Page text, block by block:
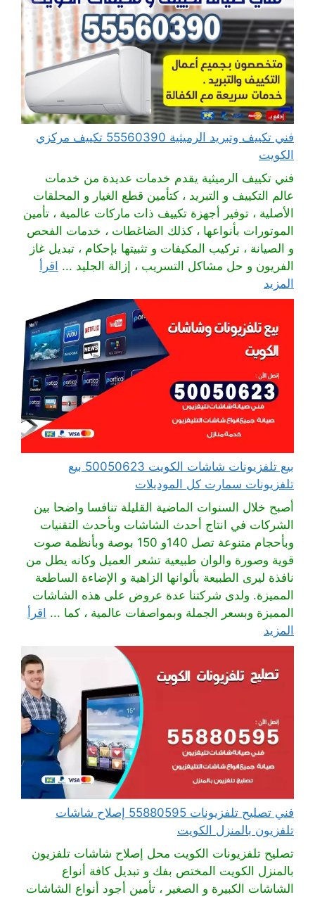
فني تكييف وتبريد الرميثية 55560390 تكييف مركزي
الكويت
فني تكييف الرميثية يقدم خدمات عديدة من خدمات
عالم التكييف و التبريد ، كتأمين قطع الغيار و المحلقات
الأصلية ، توفير أجهزة تكييف ذات ماركات عالمية ، تأمين
الموتورات بأنواعها ، كذلك الضاغطات ، خدمات الفحص
و الصيانة ، تركيب المكيفات و تثبيتها بإحكام ، تبديل غاز
الفريون و حل مشاكل التسريب ، إزالة الجليد ... اقرأ
المزيد
بيع تلفزيونات شاشات الكويت 50050623 بيع
تلفزيونات سمارت كل الموديلات
أصبح خلال السنوات الماضية القليلة تنافسا واضحا بين
الشركات في انتاج أحدث الشاشات وبأحدث التقنيات
وبأحجام متنوعة تصل 140و 150 بوصة وبأنظمة صوت
قوية وصورة والوان طبيعية تشعر العميل وكانه يطل من
نافذة ليرى الطبيعة بألوانها الزاهية و الإضاءة الساطعة
المميزة. ولدى شركتنا عدة عروض على هذه الشاشات
المميزة وبسعر الجملة وبمواصفات عالمية ، كما ... اقرأ
المزيد
فني تصليح تلفزيونات 55880595 إصلاح شاشات
تلفزيون بالمنزل الكويت
تصليح تلفزيونات الكويت محل إصلاح شاشات تلفزيون
بالمنزل الكويت المختص بفك و تبديل كافة أنواع
الشاشات الكبيرة و الصغير ، تأمين أجود أنواع الشاشات